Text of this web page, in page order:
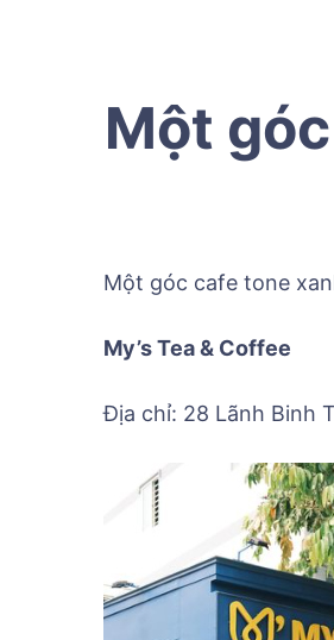
Một
Một góc cafe tone
My’s Tea & Coffee
Địa chỉ: 28 Lãnh Binh